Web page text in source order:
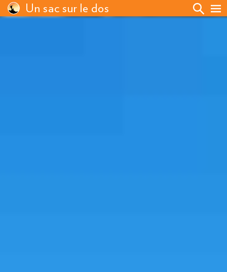
Un sac sur le dos